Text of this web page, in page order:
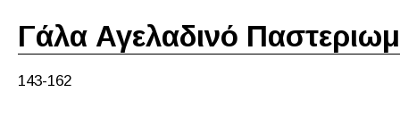
Γάλα Αγελαδινό
143-162